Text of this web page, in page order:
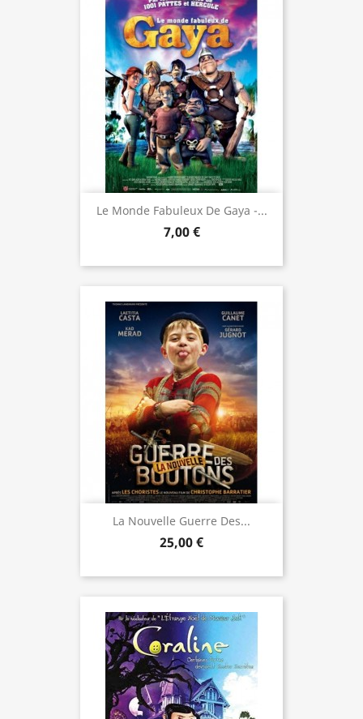
Le Monde Fabuleux De Gaya -...
7,00 €
La Nouvelle Guerre Des...
25,00 €